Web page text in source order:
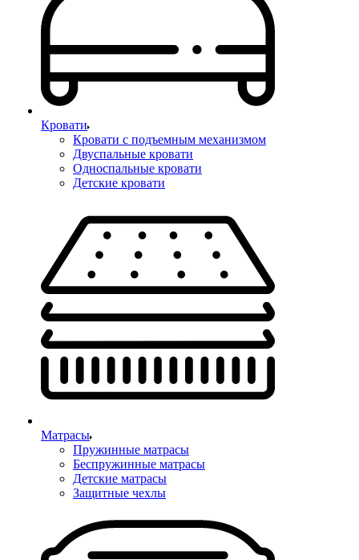
Кровати
Кровати с подъемным механизмом
Двуспальные кровати
Односпальные кровати
Детские кровати
Матрасы
Пружинные матрасы
Беспружинные матрасы
Детские матрасы
Защитные чехлы